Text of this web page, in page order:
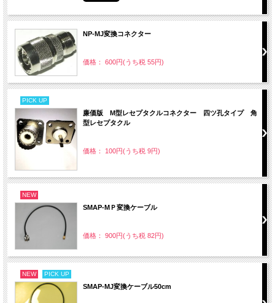
NP-MJ変換コネクター
価格： 600円(うち税 55円)
PICK UP
廉価版 M型レセプタクルコネクター 四ツ孔タイプ 角
型レセプタクル
価格： 100円(うち税 9円)
NEW
SMAP-MＰ変換ケーブル
価格： 900円(うち税 82円)
NEW PICK UP
SMAP-MJ変換ケーブル50cm